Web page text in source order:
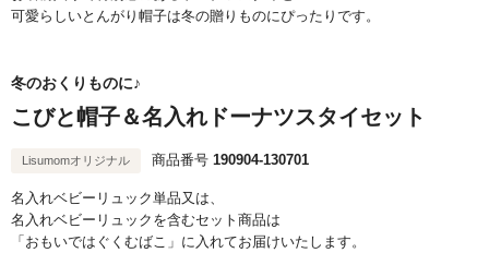
可愛らしいとんがり帽子は冬の贈りものにぴったりです。
冬のおくりものに♪
こびと帽子＆名入れドーナツスタイセット
Lisumomオリジナル 商品番号 190904-130701
名入れベビーリュック単品又は、
名入れベビーリュックを含むセット商品は
「おもいではぐくむばこ」に入れてお届けいたします。